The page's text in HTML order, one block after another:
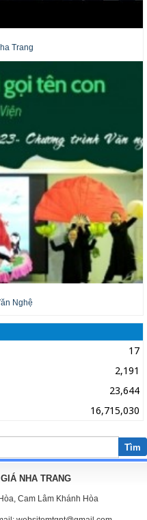
Trang
Nghệ
17
2,191
23,644
16,715,030
Tìm
NHA TRANG
Cam Lâm Khánh Hòa